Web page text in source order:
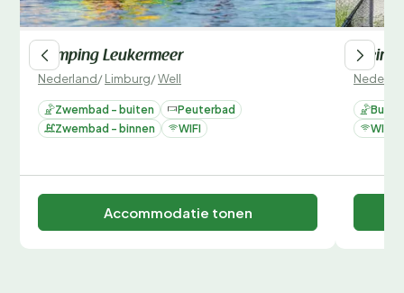
Camping Leukermeer
Nederland/Limburg/Well
Zwembad - buiten
Peuterbad
Zwembad - binnen
WIFI
Accommodatie tonen
Klein
WIFI